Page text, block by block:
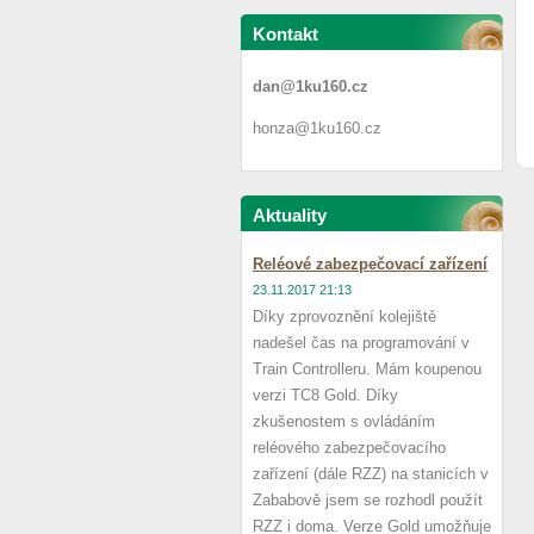
Kontakt
dan@1ku160.cz
honza@1ku160.cz
Aktuality
Reléové zabezpečovací zařízení
23.11.2017 21:13
Díky zprovoznění kolejiště
nadešel čas na programování v
Train Controlleru. Mám koupenou
verzi TC8 Gold. Díky
zkušenostem s ovládáním
reléového zabezpečovacího
zařízení (dále RZZ) na stanicích v
Zababově jsem se rozhodl použít
RZZ i doma. Verze Gold umožňuje